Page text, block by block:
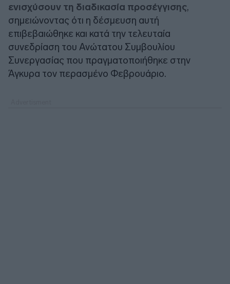
ενισχύσουν τη διαδικασία προσέγγισης,
σημειώνοντας ότι η δέσμευση αυτή
επιβεβαιώθηκε και κατά την τελευταία
συνεδρίαση του Ανώτατου Συμβουλίου
Συνεργασίας που πραγματοποιήθηκε στην
Άγκυρα τον περασμένο Φεβρουάριο.